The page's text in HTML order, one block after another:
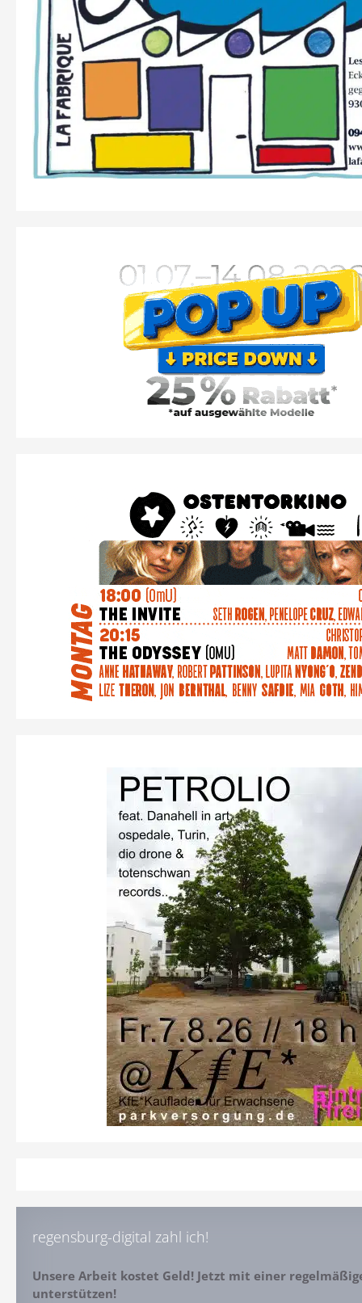
regensburg-digital zahl ich!
Unsere Arbeit kostet Geld! Jetzt mit einer
unterstützen!